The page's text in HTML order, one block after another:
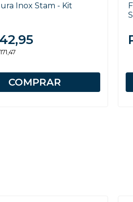
Inox Stam - Kit
COMPRAR